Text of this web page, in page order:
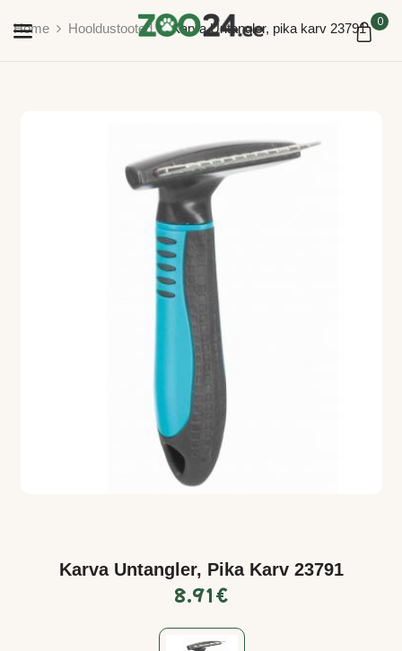
0
Home Hooldustooted Karva Untangler, pika karv 23791
Karva Untangler, Pika Karv 23791
8.91€